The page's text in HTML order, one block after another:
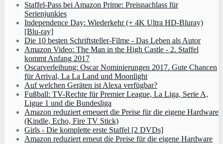
Staffel-Pass bei Amazon Prime: Preisnachlass für
Serienjunkies
Independence Day: Wiederkehr (+ 4K Ultra HD-Bluray)
[Blu-ray]
Die 10 besten Schriftsteller-Filme - Das Leben als Autor
Amazon Video: The Man in the High Castle - 2. Staffel
kommt Anfang 2017
Oscarverleihung: Oscar Nominierungen 2017. Gute Chancen
für Arrival, La La Land und Moonlight
Auf welchen Geräten ist Alexa verfügbar?
Fußball: TV-Rechte für Premier League, La Liga, Serie A,
Ligue 1 und die Bundesliga
Amazon reduziert erneuert die Preise für die eigene Hardware
(Kindle, Echo, Fire TV Stick)
Girls - Die komplette erste Staffel [2 DVDs]
Amazon reduziert erneut die Preise für die eigene Hardware